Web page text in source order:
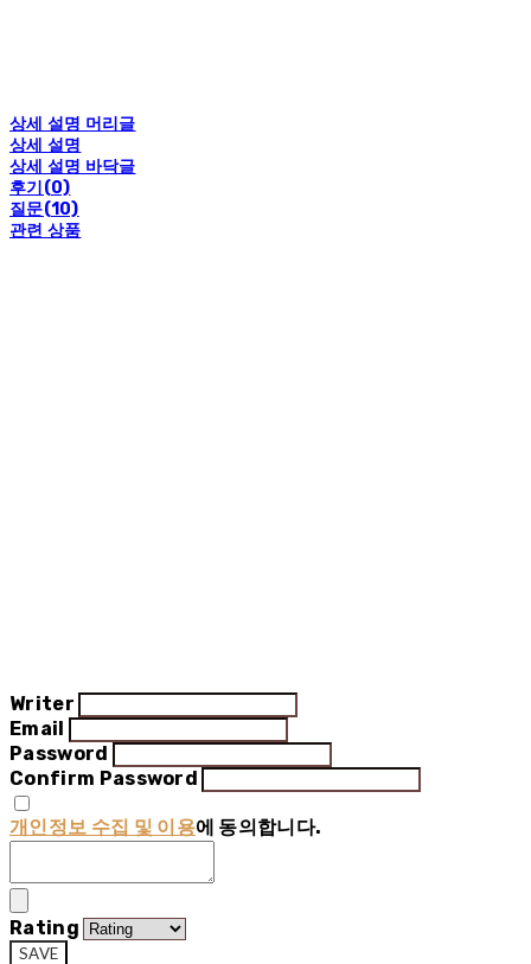
상세 설명 머리글
상세 설명
상세 설명 바닥글
후기(0)
질문(10)
관련 상품
Writer
Email
Password
Confirm Password
개인정보 수집 및 이용에 동의합니다.
Rating
SAVE